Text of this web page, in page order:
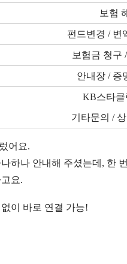
보험
펀드변경 / 변
보험금 청구
안내장 / 증
KB스타클
기타문의 /
어요.
하나 안내해 주셨는데, 한
요.
이 바로 연결 가능!